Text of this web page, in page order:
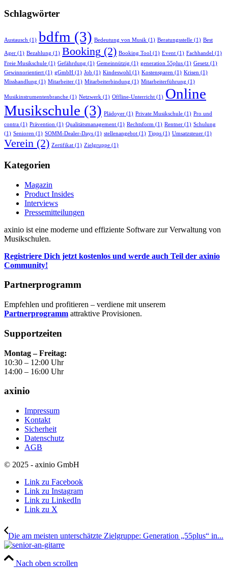
Schlagwörter
Austausch (1) bdfm (3) Bedeutung von Musik (1) Beratungsstelle (1) Best
Ager (1) Bezahlung (1) Booking (2) Booking Tool (1) Event (1) Fachhandel (1)
Freie Musikschule (1) Gefährdung (1) Gemeinnützig (1) generation 55plus (1) Gesetz (1)
Gewinnorientiert (1) gGmbH (1) Job (1) Kindeswohl (1) Kostensparen (1) Krisen (1)
Misshandlung (1) Mitarbeiter (1) Mitarbeiterbindung (1) Mitarbeiterführung (1)
Musikinstrumentenbranche (1) Netzwerk (1) Offline-Unterricht (1) Online
Musikschule (3) Plädoyer (1) Private Musikschule (1) Pro und
contra (1) Prävention (1) Qualitätsmanagement (1) Rechtsform (1) Rentner (1) Schulung
(1) Senioren (1) SOMM-Dealer-Days (1) stellenangebot (1) Tipps (1) Umsatzsteuer (1)
Verein (2) Zertifikat (1) Zielgruppe (1)
Kategorien
Magazin
Product Insides
Interviews
Pressemitteilungen
axinio ist eine moderne und effiziente Software zur Verwaltung von
Musikschulen.
Registriere Dich jetzt kostenlos und werde auch Teil der axinio
Community!
Partnerprogramm
Empfehlen und profitieren – verdiene mit unserem
Partnerprogramm attraktive Provisionen.
Supportzeiten
Montag – Freitag:
10:30 – 12:00 Uhr
14:00 – 16:00 Uhr
axinio
Impressum
Kontakt
Sicherheit
Datenschutz
AGB
© 2025 - axinio GmbH
Link zu Facebook
Link zu Instagram
Link zu LinkedIn
Link zu X
Die am meisten unterschätzte Zielgruppe: Generation „55plus“ in...
Nach oben scrollen